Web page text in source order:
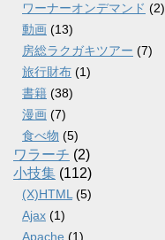
ワーナーオンデマンド (2)
動画 (13)
房総ラクガキツアー (7)
旅行財布 (1)
書籍 (38)
漫画 (7)
食べ物 (5)
ワラーチ (2)
小技集 (112)
(X)HTML (5)
Ajax (1)
Apache (1)